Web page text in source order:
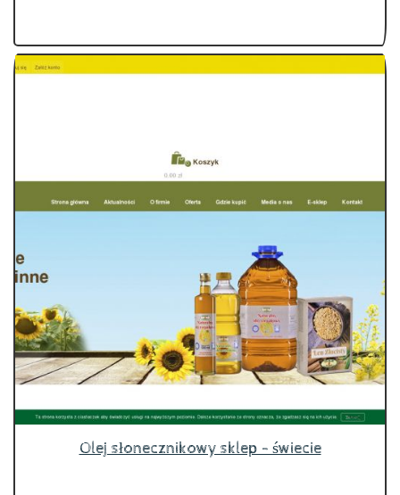
Olej słonecznikowy sklep - świecie